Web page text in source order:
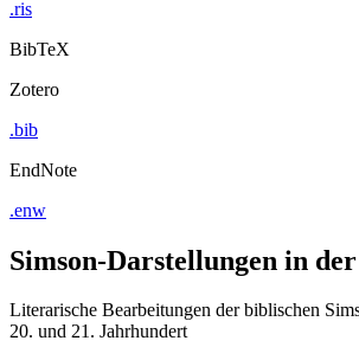
.ris
BibTeX
Zotero
.bib
EndNote
.enw
Simson-Darstellungen in
Literarische Bearbeitungen der biblischen
20. und 21. Jahrhundert